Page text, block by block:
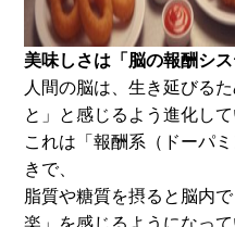
美味しさは「脳の報酬シ
人間の脳は、生き延びる
と」と感じるよう進化して
これは「報酬系（ドーパ
きで、
脂質や糖質を摂ると脳内